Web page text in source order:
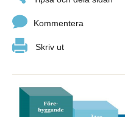
Kommentera
Skriv ut